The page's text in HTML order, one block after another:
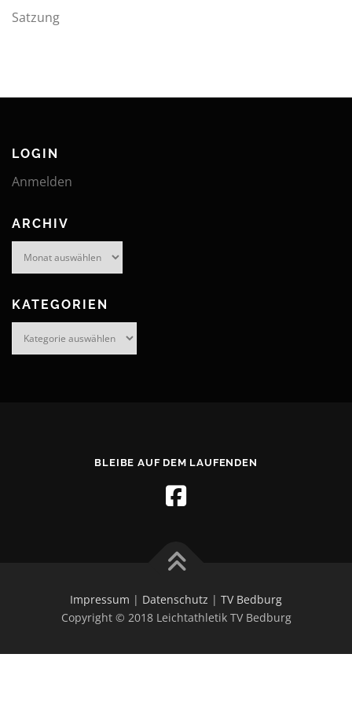
Satzung
LOGIN
Anmelden
ARCHIV
KATEGORIEN
BLEIBE AUF DEM LAUFENDEN
Impressum | Datenschutz | TV Bedburg
Copyright © 2018 Leichtathletik TV Bedburg